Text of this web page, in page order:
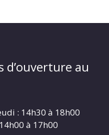
d’ouverture au
: 14h30 à 18h00
à 17h00